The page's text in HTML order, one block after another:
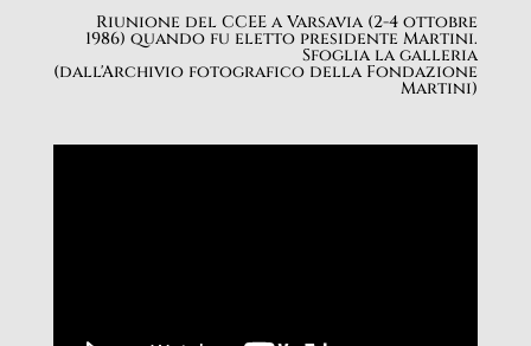
Riunione del CCEE a Varsavia (2-4 ottobre
1986) quando fu eletto presidente Martini.
Sfoglia la galleria
(dall'Archivio fotografico della Fondazione
Martini)